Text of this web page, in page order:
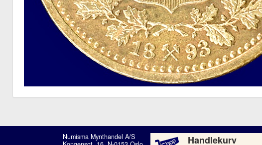
Numisma Mynthandel A/S
Handlekurv